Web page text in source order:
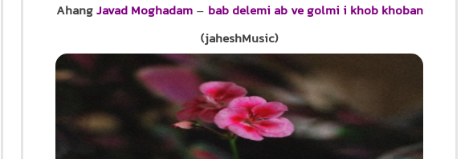
AhangJavad Moghadam– bab delemi ab ve golmi i khob khoban
(jaheshMusic)